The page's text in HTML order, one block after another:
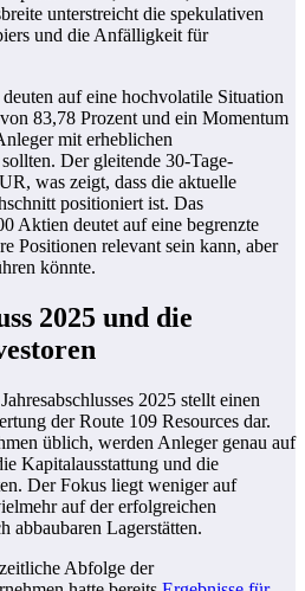
unterstreicht die spekulativen
und die Anfälligkeit für
auf eine hochvolatile Situation
83,78 Prozent und ein Momentum
mit erheblichen
Der gleitende 30-Tage-
was zeigt, dass die aktuelle
positioniert ist. Das
Aktien deutet auf eine begrenzte
Positionen relevant sein kann, aber
könnte.
2025 und die
2025 stellt einen
der Route 109 Resources dar.
üblich, werden Anleger genau auf
Kapitalausstattung und die
Der Fokus liegt weniger auf
auf der erfolgreichen
Lagerstätten.
Abfolge der